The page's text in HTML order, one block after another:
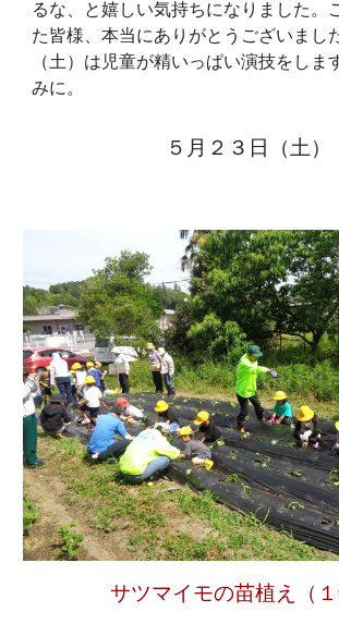
るな、と嬉しい気持ちになりました。
た皆様、本当にありがとうございまし
（土）は児童が精いっぱい演技をしま
みに。
５月２ ３ 日（ 土 ）
サツマイモの苗植え（１